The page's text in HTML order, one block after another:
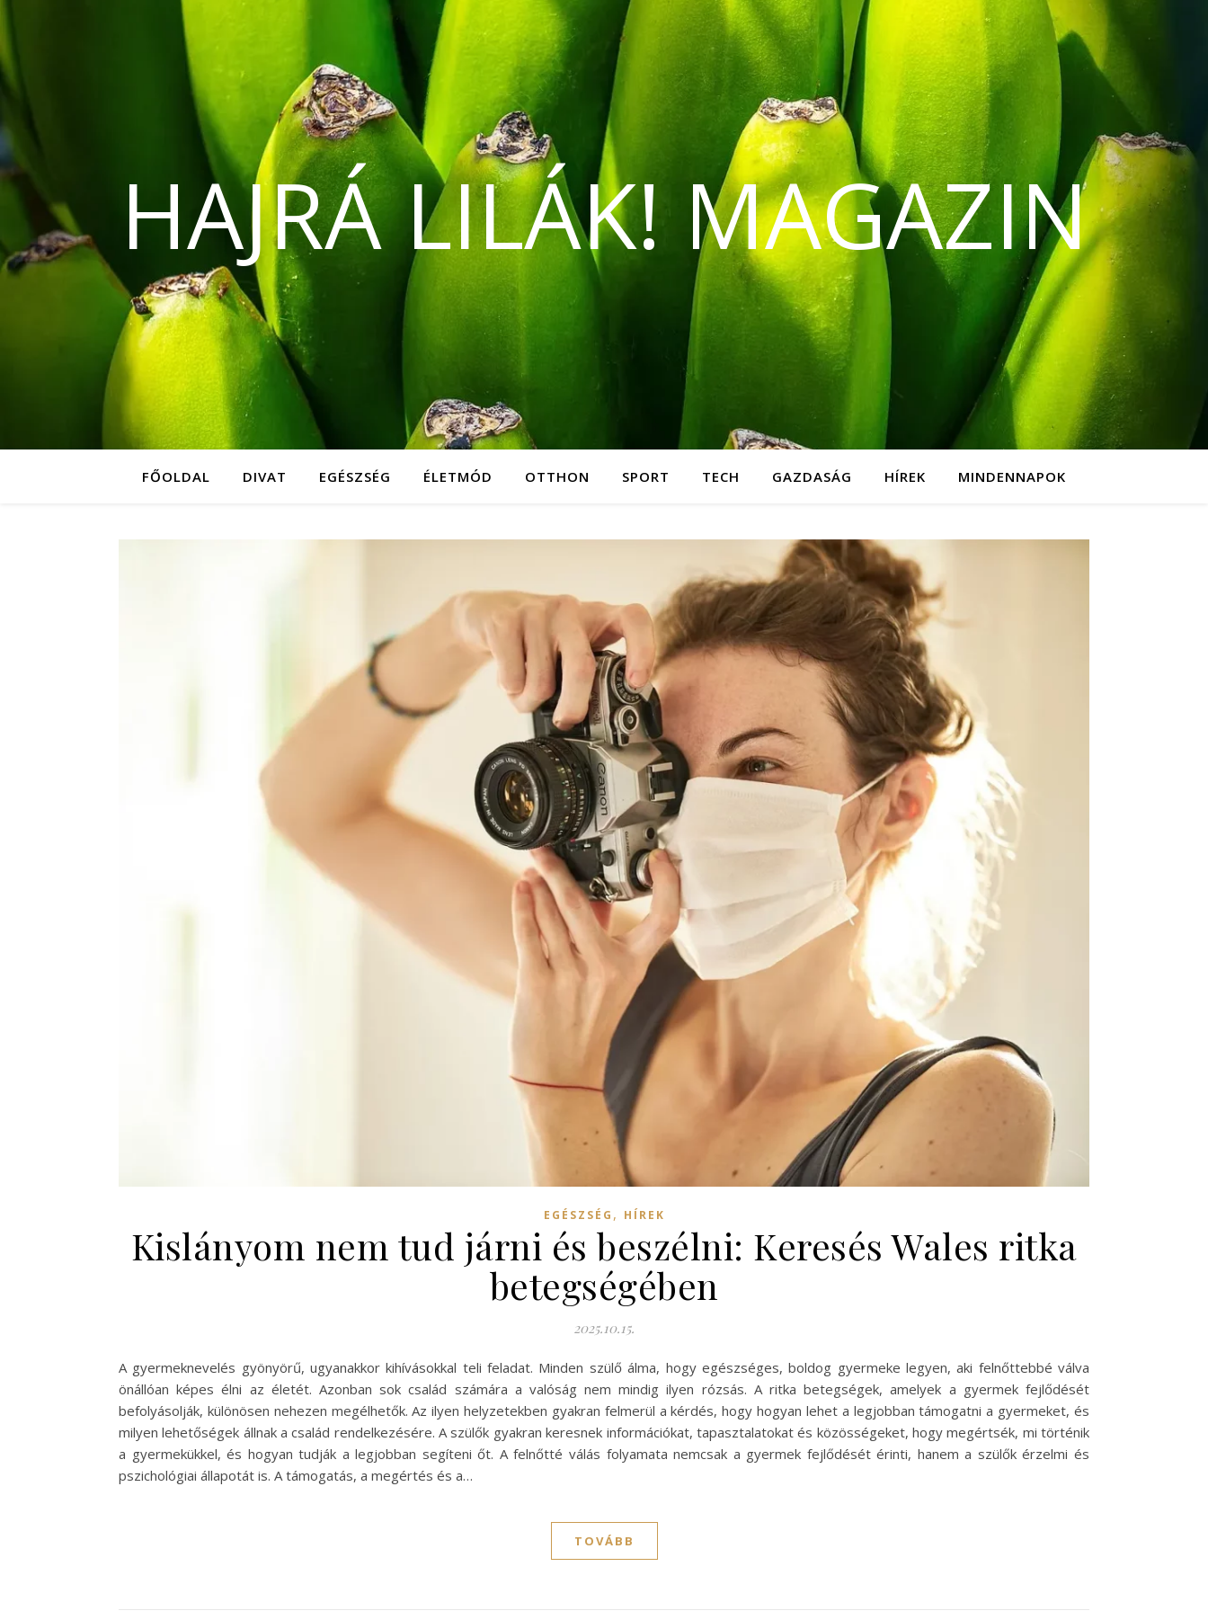
HAJRÁ LILÁK! MAGAZIN
FŐOLDAL DIVAT EGÉSZSÉG ÉLETMÓD OTTHON SPORT TECH GAZDASÁG HÍREK MINDENNAPOK
EGÉSZSÉG , HÍREK
Kislányom nem tud járni és beszélni: Keresés Wales ritka
betegségében
2025.10.15.
A gyermeknevelés gyönyörű, ugyanakkor kihívásokkal teli feladat. Minden szülő álma, hogy egészséges, boldog gyermeke legyen, aki felnőttebbé válva
önállóan képes élni az életét. Azonban sok család számára a valóság nem mindig ilyen rózsás. A ritka betegségek, amelyek a gyermek fejlődését
befolyásolják, különösen nehezen megélhetők. Az ilyen helyzetekben gyakran felmerül a kérdés, hogy hogyan lehet a legjobban támogatni a gyermeket, és
milyen lehetőségek állnak a család rendelkezésére. A szülők gyakran keresnek információkat, tapasztalatokat és közösségeket, hogy megértsék, mi történik
a gyermekükkel, és hogyan tudják a legjobban segíteni őt. A felnőtté válás folyamata nemcsak a gyermek fejlődését érinti, hanem a szülők érzelmi és
pszichológiai állapotát is. A támogatás, a megértés és a…
TOVÁBB